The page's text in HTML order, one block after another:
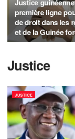
Justice
première ligne
de droit dans les
et de la Guinée
Justice
JUSTICE